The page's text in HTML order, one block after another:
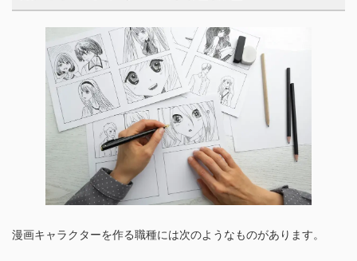
漫画キャラクターを作る職種には次のようなものがあります。